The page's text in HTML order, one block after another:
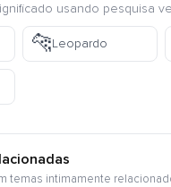
usando pesquisa
🐆Leopardo
temas intimamente